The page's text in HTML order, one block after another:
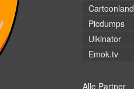
Cartoonland
Picdumps
Ulkinator
Emok.tv
Alle Partner